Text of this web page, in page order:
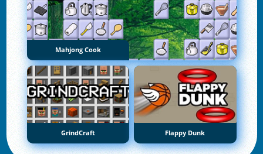
Mahjong Cook
GrindCraft Flappy Dunk